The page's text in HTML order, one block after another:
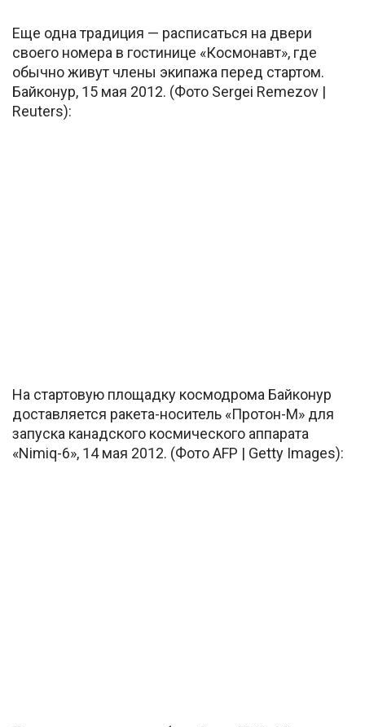
Еще одна традиция — расписаться на двери
своего номера в гостинице «Космонавт», где
обычно живут члены экипажа перед стартом.
Байконур, 15 мая 2012. (Фото Sergei Remezov |
Reuters):
На стартовую площадку космодрома Байконур
доставляется ракета-носитель «Протон-М» для
запуска канадского космического аппарата
«Nimiq-6», 14 мая 2012. (Фото AFP | Getty Images):